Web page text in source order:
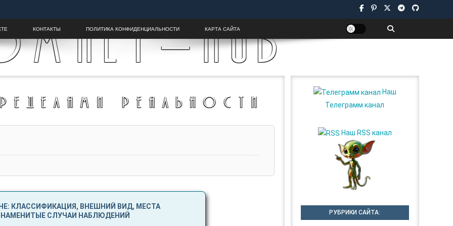
HUB
РЕАЛЬНОСТИ
КОНТАКТЫ ПОЛИТИКА КОНФИДЕНЦИАЛЬНОСТИ КАРТА САЙТА
КЛАССИФИКАЦИЯ, ВНЕШНИЙ ВИД, МЕСТА
СЛУЧАИ НАБЛЮДЕНИЙ
Наш
Телеграмм канал
Наш RSS канал
РУБРИКИ САЙТА: